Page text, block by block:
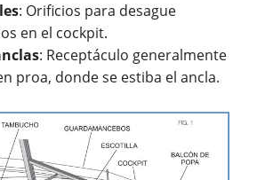
: Orificios para desague
en el cockpit.
: Receptáculo generalmente
proa, donde se estiba el ancla.